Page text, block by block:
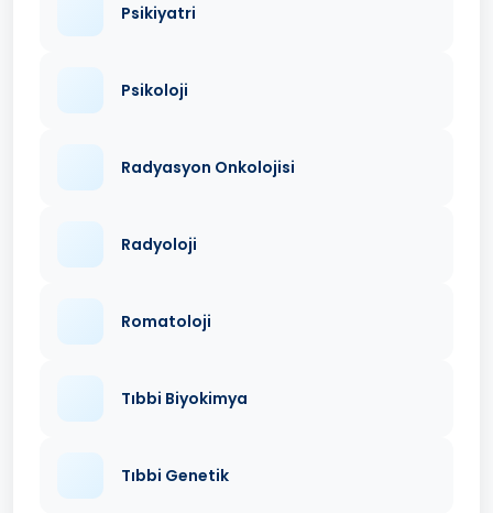
Psikiyatri
Psikoloji
Radyasyon Onkolojisi
Radyoloji
Romatoloji
Tıbbi Biyokimya
Tıbbi Genetik